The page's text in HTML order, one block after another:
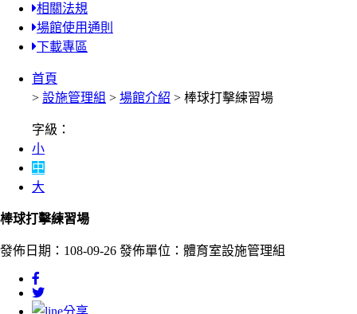
相關法規
場館使用通則
下載專區
首頁
> 設施管理組 > 場館介紹 > 棒球打擊練習場
字級：
小
中
大
棒球打擊練習場
發佈日期：108-09-26 發佈單位：體育室設施管理組